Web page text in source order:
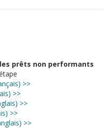
prêts non performants
>>
>>
>>
>>
>>